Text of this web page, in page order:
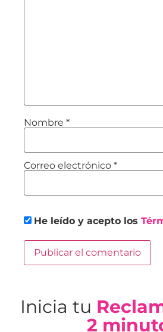
Nombre *
Correo electrónico *
He leído y acepto los
Inicia tu
2